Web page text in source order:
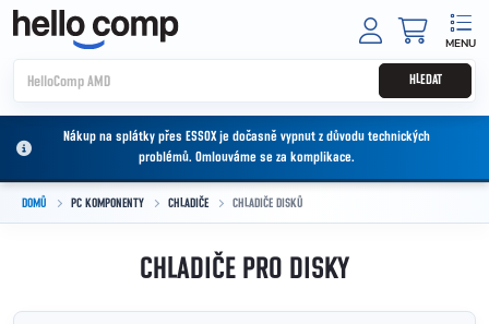
Přejít na obsah
HLEDAT
Nákup na splátky přes ESSOX je dočasně vypnut z důvodu technických
problémů. Omlouváme se za komplikace.
DOMŮ PC KOMPONENTY CHLADIČE CHLADIČE DISKŮ
CHLADIČE PRO DISKY